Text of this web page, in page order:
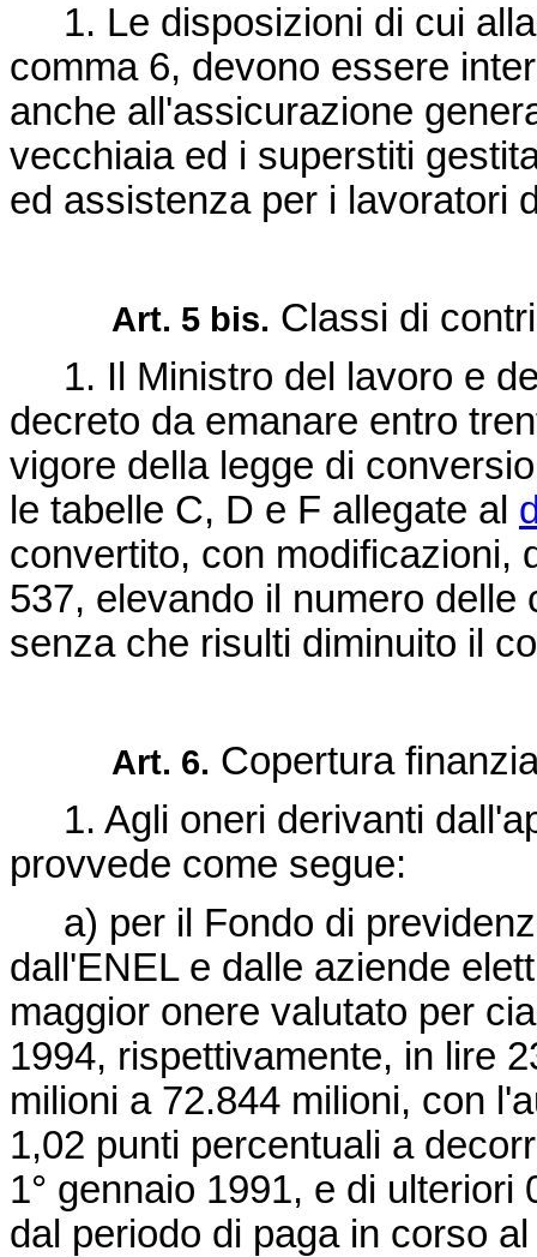
1. Le disposizioni di cui
comma 6, devono essere
anche all'assicurazione
vecchiaia ed i superstiti
ed assistenza per i lavoratori
Art. 5 bis. Classi di
1. Il Ministro del lavoro e
decreto da emanare entro
vigore della legge di
le tabelle C, D e F allegate al
convertito, con modificazioni,
537, elevando il numero
senza che risulti diminuito il
Art. 6. Copertura
1. Agli oneri derivanti
provvede come segue:
a) per il Fondo di
dall'ENEL e dalle aziende
maggior onere valutato per
1994, rispettivamente, in lire
milioni a 72.844 milioni, con
1,02 punti percentuali a
1° gennaio 1991, e di
dal periodo di paga in corso